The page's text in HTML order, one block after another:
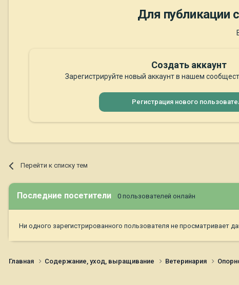
Для публикации
Создать аккаунт
Зарегистрируйте новый аккаунт в нашем
Регистрация нового
Перейти к списку тем
Последние посетители 0 пользователей онлайн
Ни одного зарегистрированного пользователя не просматривает
Главная Содержание, уход, выращивание Ветеринария